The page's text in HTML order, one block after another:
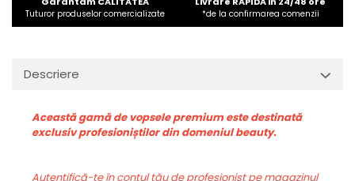
Tuturor produselor comercializate *de la confirmarea comenzii
Descriere
Această gamă de vopsele premium este destinată
exclusiv profesioniștilor din domeniul beauty.
Autentifică-te în contul tău de profesionist pe magazinul